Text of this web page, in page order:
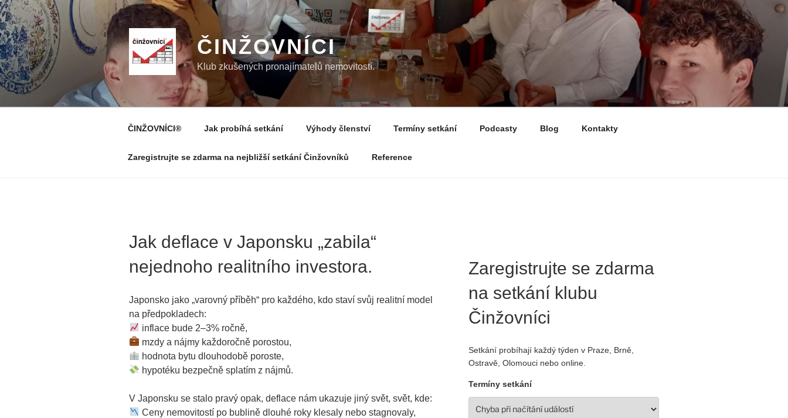
Přejít
k
obsahu
webu
ČINŽOVNÍCI
Klub zkušených pronajímatelů nemovitostí.
ČINŽOVNÍCI® Jak probíhá setkání Výhody členství Termíny setkání Podcasty Blog Kontakty
Zaregistrujte se zdarma na nejbližší setkání Činžovníků Reference
Jak deflace v Japonsku „zabila“
nejednoho realitního investora.
Japonsko jako „varovný příběh“ pro každého, kdo staví svůj realitní model
na předpokladech:
inflace bude 2–3% ročně,
mzdy a nájmy každoročně porostou,
hodnota bytu dlouhodobě poroste,
hypotéku bezpečně splatím z nájmů.
V Japonsku se stalo pravý opak, deflace nám ukazuje jiný svět, svět, kde:
Ceny nemovitostí po bublině dlouhé roky klesaly nebo stagnovaly,
Zaregistrujte se zdarma
na setkání klubu
Činžovníci
Setkání probíhají každý týden v Praze, Brně,
Ostravě, Olomouci nebo online.
Termíny setkání